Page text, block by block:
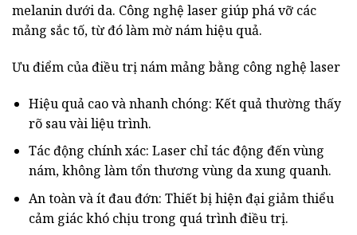
melanin dưới da. Công nghệ laser giúp phá vỡ các
mảng sắc tố, từ đó làm mờ nám hiệu quả.
Ưu điểm của điều trị nám mảng bằng công nghệ laser
Hiệu quả cao và nhanh chóng: Kết quả thường thấy
rõ sau vài liệu trình.
Tác động chính xác: Laser chỉ tác động đến vùng
nám, không làm tổn thương vùng da xung quanh.
An toàn và ít đau đớn: Thiết bị hiện đại giảm thiểu
cảm giác khó chịu trong quá trình điều trị.